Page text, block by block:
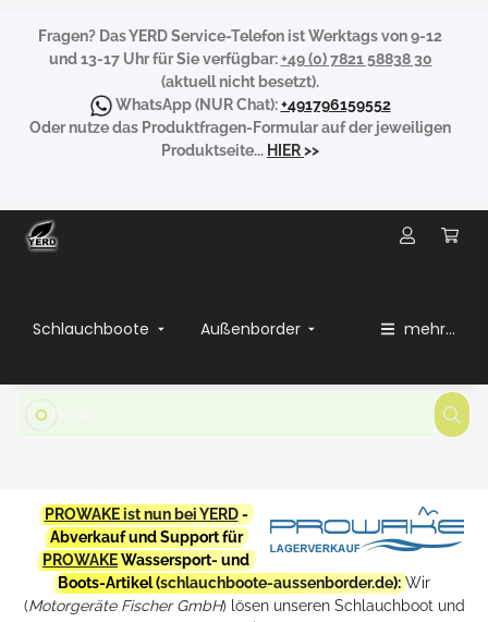
Fragen? Das YERD Service-Telefon ist Werktags von 9-12
und 13-17 Uhr für Sie verfügbar:+49 (0) 7821 58838 30
(aktuell nicht besetzt).
WhatsApp(NUR Chat):+491796159552
Oder nutze das Produktfragen-Formular auf der jeweiligen
Produktseite... HIER>>
Schlauchboote Außenborder mehr...
PROWAKE ist nun bei YERD-
Abverkauf und Support für
PROWAKEWassersport- und
Boots-Artikel (schlauchboote-aussenborder.de): Wir
(Motorgeräte Fischer GmbH) lösen unseren Schlauchboot und